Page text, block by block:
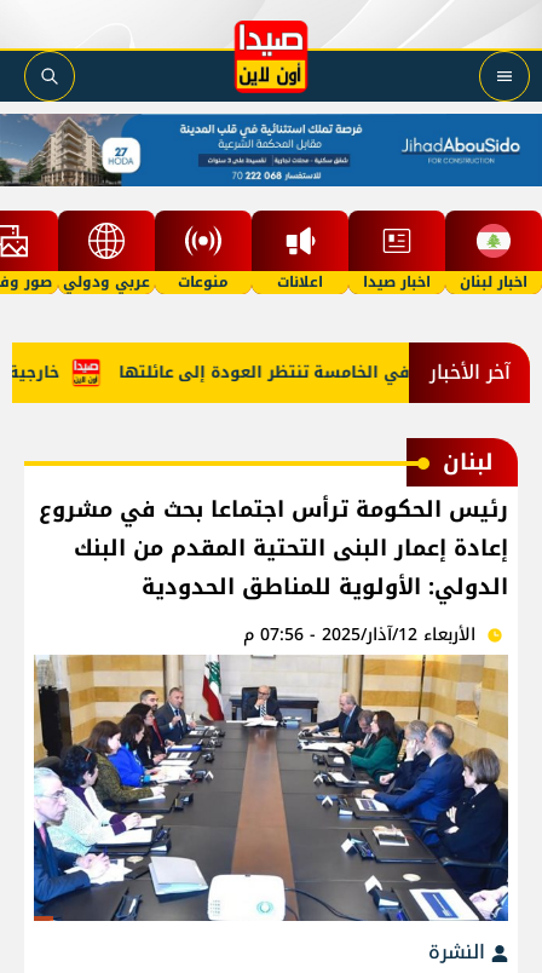
اخبار لبنان اخبار صيدا اعلانات منوعات عربي ودولي صور
آخر الأخبار خارجية طفلة في الخامسة تنتظر العودة إلى عائلتها
لبنان
رئيس الحكومة ترأس اجتماعا بحث في مشروع
إعادة إعمار البنى التحتية المقدم من البنك
الدولي: الأولوية للمناطق الحدودية
الأربعاء 12/آذار/2025 - 07:56 م
النشرة